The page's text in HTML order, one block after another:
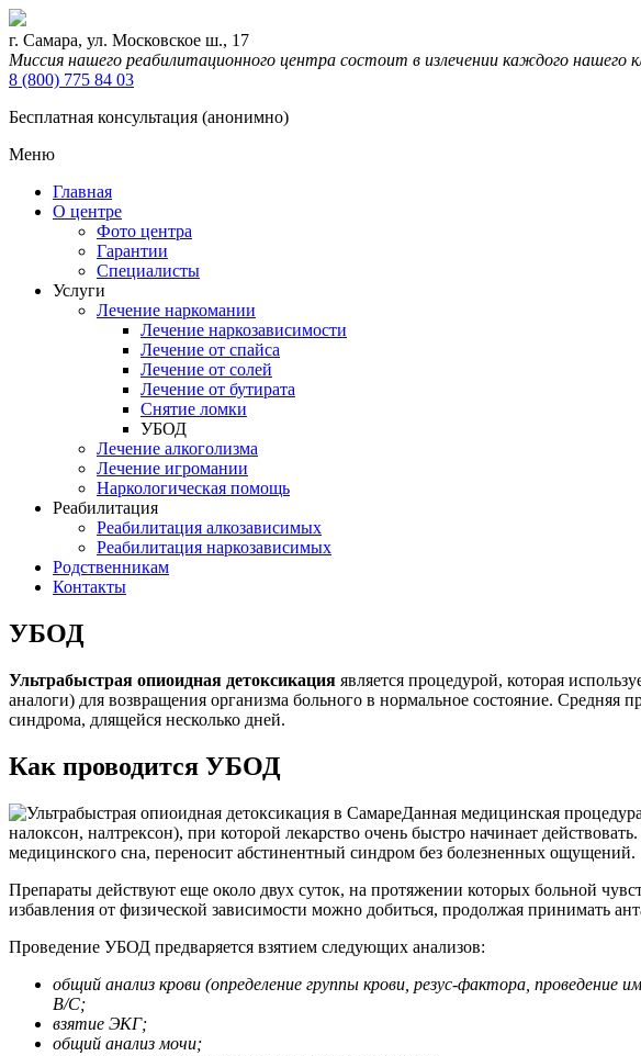
г. Самара, ул. Московское ш., 17
Миссия нашего реабилитационного центра состоит в излечении каждого нашего
8 (800) 775 84 03
Бесплатная консультация (анонимно)
Меню
Главная
О центре
Фото центра
Гарантии
Специалисты
Услуги
Лечение наркомании
Лечение наркозависимости
Лечение от спайса
Лечение от солей
Лечение от бутирата
Снятие ломки
УБОД
Лечение алкоголизма
Лечение игромании
Наркологическая помощь
Реабилитация
Реабилитация алкозависимых
Реабилитация наркозависимых
Родственникам
Контакты
УБОД
Ультрабыстрая опиоидная детоксикация является процедурой, которая
аналоги) для возвращения организма больного в нормальное состояние.
синдрома, длящейся несколько дней.
Как проводится УБОД
Данная медицинская
налоксон, налтрексон), при которой лекарство очень быстро начинает
медицинского сна, переносит абстинентный синдром без болезненных ощущений.
Препараты действуют еще около двух суток, на протяжении которых больной
избавления от физической зависимости можно добиться, продолжая принимать
Проведение УБОД предваряется взятием следующих анализов:
общий анализ крови (определение группы крови, резус-фактора, проведение
В/С;
взятие ЭКГ;
общий анализ мочи;